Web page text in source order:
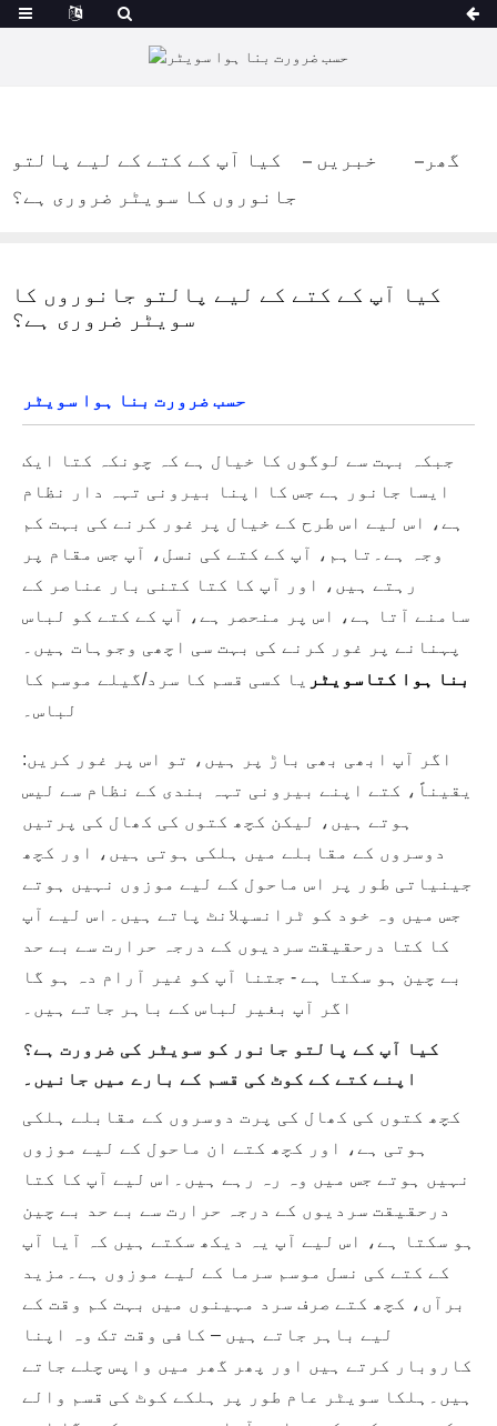
گھر خبریں
کیا آپ کے کتے کے لیے پالتو
جانوروں کا سویٹر ضروری ہے؟
کیا آپ کے کتے کے لیے پالتو جانوروں کا
سویٹر ضروری ہے؟
حسب ضرورت بنا ہوا سویٹر
جبکہ بہت سے لوگوں کا خیال ہے کہ چونکہ کتا ایک
ایسا جانور ہے جس کا اپنا بیرونی تہہ دار نظام
ہے، اس لیے اس طرح کے خیال پر غور کرنے کی بہت کم
وجہ ہے۔تاہم، آپ کے کتے کی نسل، آپ جس مقام پر
رہتے ہیں، اور آپ کا کتا کتنی بار عناصر کے
سامنے آتا ہے، اس پر منحصر ہے، آپ کے کتے کو لباس
پہنانے پر غور کرنے کی بہت سی اچھی وجوہات ہیں۔
بنا ہوا کتا سویٹر یا کسی قسم کا سرد/گیلے موسم کا
لباس۔
اگر آپ ابھی بھی باڑ پر ہیں، تو اس پر غور کریں:
یقیناً، کتے اپنے بیرونی تہہ بندی کے نظام سے لیس
ہوتے ہیں، لیکن کچھ کتوں کی کھال کی پرتیں
دوسروں کے مقابلے میں ہلکی ہوتی ہیں، اور کچھ
جینیاتی طور پر اس ماحول کے لیے موزوں نہیں ہوتے
جس میں وہ خود کو ٹرانسپلانٹ پاتے ہیں۔اس لیے آپ
کا کتا درحقیقت سردیوں کے درجہ حرارت سے بے حد
بے چین ہو سکتا ہے - جتنا آپ کو غیر آرام دہ ہو گا
اگر آپ بغیر لباس کے باہر جاتے ہیں۔
کیا آپ کے پالتو جانور کو سویٹر کی ضرورت ہے؟
اپنے کتے کے کوٹ کی قسم کے بارے میں جانیں۔
کچھ کتوں کی کھال کی پرت دوسروں کے مقابلے ہلکی
ہوتی ہے، اور کچھ کتے ان ماحول کے لیے موزوں
نہیں ہوتے جس میں وہ رہ رہے ہیں۔اس لیے آپ کا کتا
درحقیقت سردیوں کے درجہ حرارت سے بے حد بے چین
ہو سکتا ہے، اس لیے آپ یہ دیکھ سکتے ہیں کہ آیا آپ
کے کتے کی نسل موسم سرما کے لیے موزوں ہے۔مزید
برآں، کچھ کتے صرف سرد مہینوں میں بہت کم وقت کے
لیے باہر جاتے ہیں – کافی وقت تک وہ اپنا
کاروبار کرتے ہیں اور پھر گھر میں واپس چلے جاتے
ہیں۔ہلکا سویٹر عام طور پر ہلکے کوٹ کی قسم والے